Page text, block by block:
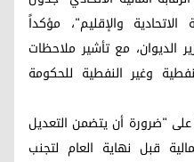
والإقليم"، مؤكداً
الديوان، مع تأشير ملاحظات
وغير النفطية للحكومة
على "ضرورة أن يتضمن التعديل
قبل نهاية العام لتجنب